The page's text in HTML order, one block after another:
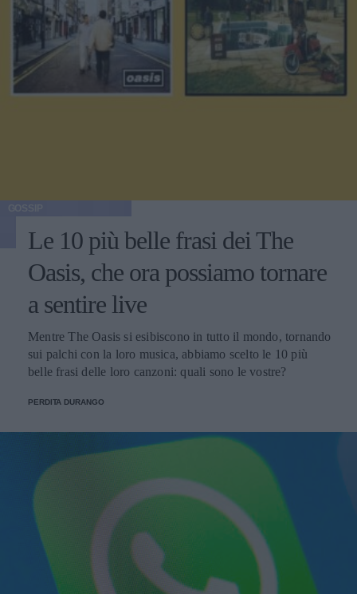
Le 10 più belle frasi dei The
Oasis, che ora possiamo tornare
a sentire live
Mentre The Oasis si esibiscono in tutto il mondo, tornando
sui palchi con la loro musica, abbiamo scelto le 10 più
belle frasi delle loro canzoni: quali sono le vostre?
PERDITA DURANGO